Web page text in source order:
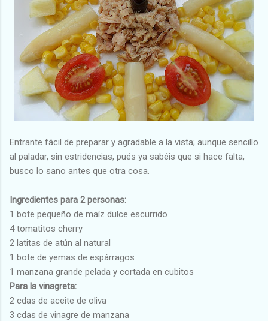
Entrante fácil de preparar y agradable a la vista; aunque sencillo
al paladar, sin estridencias, pués ya sabéis que si hace falta,
busco lo sano antes que otra cosa.
Ingredientes para 2 personas:
1 bote pequeño de maíz dulce escurrido
4 tomatitos cherry
2 latitas de atún al natural
1 bote de yemas de espárragos
1 manzana grande pelada y cortada en cubitos
Para la vinagreta:
2 cdas de aceite de oliva
3 cdas de vinagre de manzana